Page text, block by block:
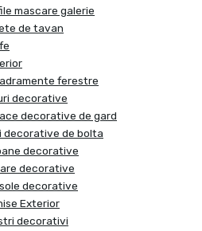
mascare galerie
de tavan
ferestre
decorative
decorative de gard
decorative de bolta
decorative
decorative
decorative
Exterior
decorativi